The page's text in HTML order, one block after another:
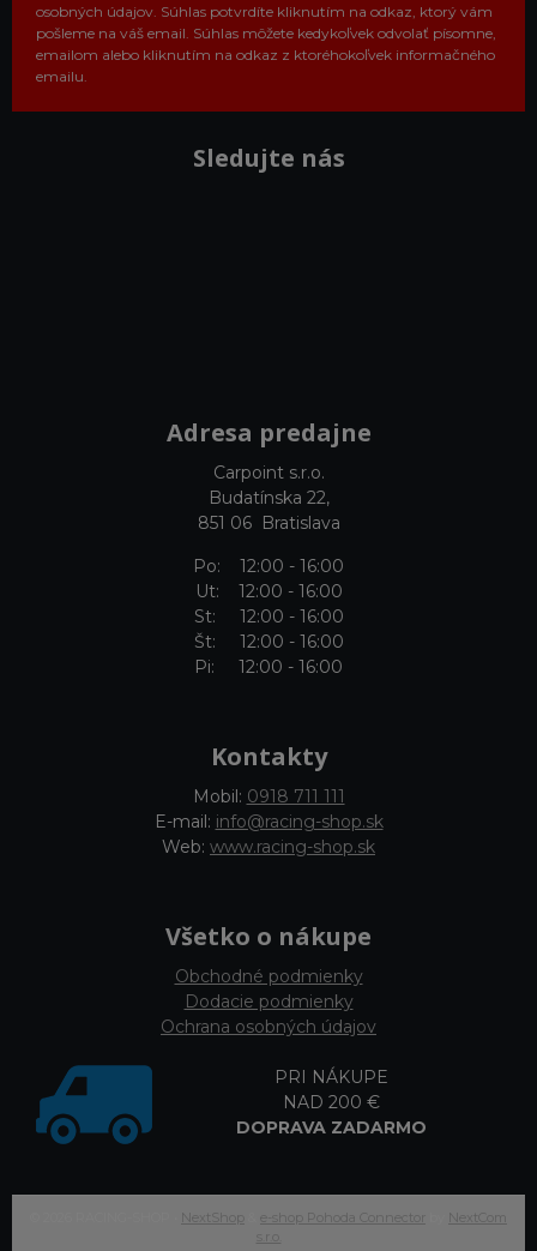
osobných údajov. Súhlas potvrdíte kliknutím na odkaz, ktorý vám
pošleme na váš email. Súhlas môžete kedykoľvek odvolať písomne,
emailom alebo kliknutím na odkaz z ktoréhokoľvek informačného
emailu.
Sledujte nás
Adresa predajne
Carpoint s.r.o.
Budatínska 22,
851 06 Bratislava
Po: 12:00 - 16:00
Ut: 12:00 - 16:00
St: 12:00 - 16:00
Št: 12:00 - 16:00
Pi: 12:00 - 16:00
Kontakty
Mobil: 0918 711 111
E-mail: info@racing-shop.sk
Web: www.racing-shop.sk
Všetko o nákupe
Obchodné podmienky
Dodacie podmienky
Ochrana osobných údajov
PRI NÁKUPE
NAD 200 €
DOPRAVA ZADARMO
NextShop e-shop Pohoda Connector
NextCom